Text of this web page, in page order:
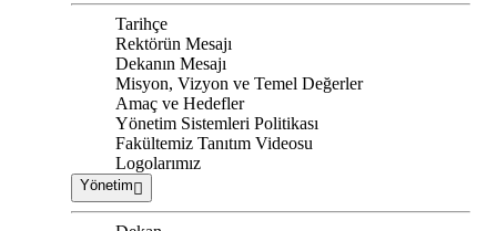
Tarihçe
Rektörün Mesajı
Dekanın Mesajı
Misyon, Vizyon ve Temel Değerler
Amaç ve Hedefler
Yönetim Sistemleri Politikası
Fakültemiz Tanıtım Videosu
Logolarımız
Yönetim